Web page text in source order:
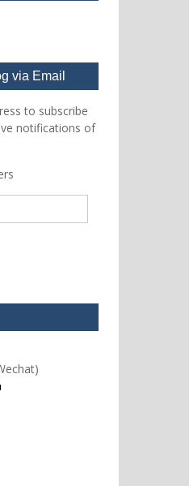
via Email
to subscribe
notifications of